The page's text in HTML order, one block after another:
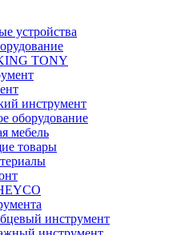
устройства
TONY
инструмент
оборудование
мебель
товары
инструмент